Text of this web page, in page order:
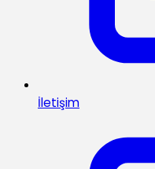
İletişim